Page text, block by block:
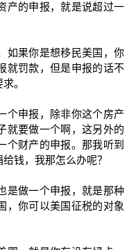
产的申报，就是说超过一
如果你是想移民美国，你
就罚款，但是申报的话不
。
个申报，除非你这个房产
就要做一个啊，这另外的
个财产的申报。那我听到
钱，我那怎么办呢？
是做一个申报，就是那种
，你可以美国征税的对象